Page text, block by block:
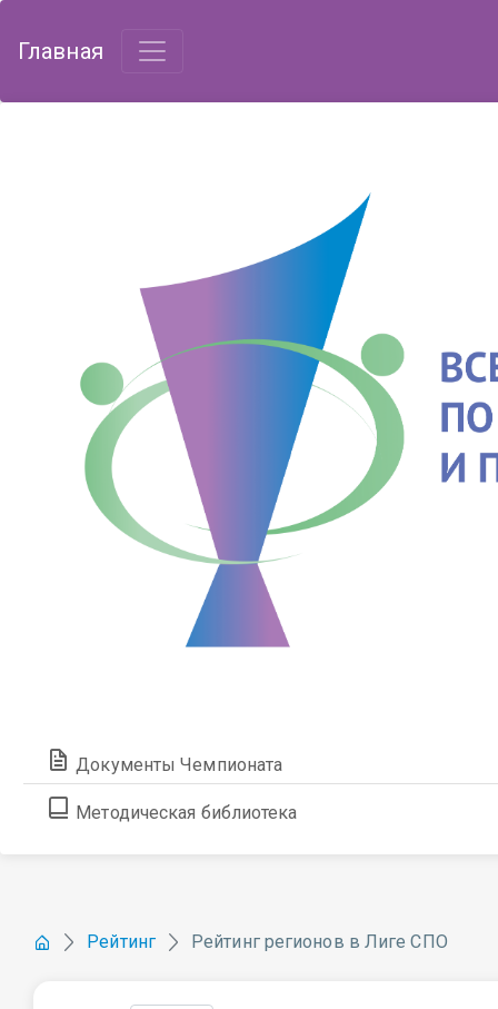
Главная
Документы Чемпионата
Методическая библиотека
Рейтинг Рейтинг регионов в Лиге СПО